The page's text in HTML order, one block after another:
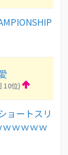
10位)
ョートスリ
ｗｗｗｗ